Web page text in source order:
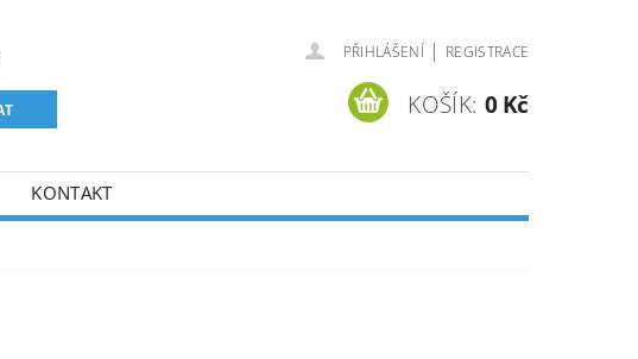
PŘIHLÁŠENÍ | REGISTRACE
KOŠÍK: 0 Kč
KONTAKT